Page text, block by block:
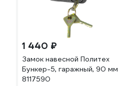
1 440 ₽
Замок навесной Политех
Бункер-5, гаражный, 90 мм
8117590